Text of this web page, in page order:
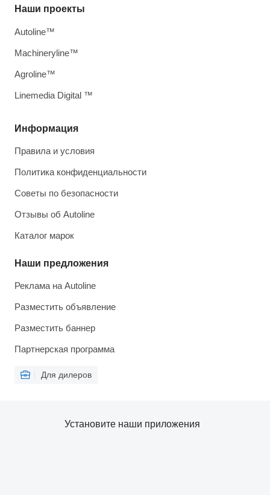
Информация
Правила и условия
Политика конфиденциальности
Советы по безопасности
Отзывы об Autoline
Каталог марок
Наши предложения
Реклама на Autoline
Разместить объявление
Разместить баннер
Партнерская программа
Для дилеров
Наши проекты
Autoline™
Machineryline™
Agroline™
Linemedia Digital ™
Установите наши приложения